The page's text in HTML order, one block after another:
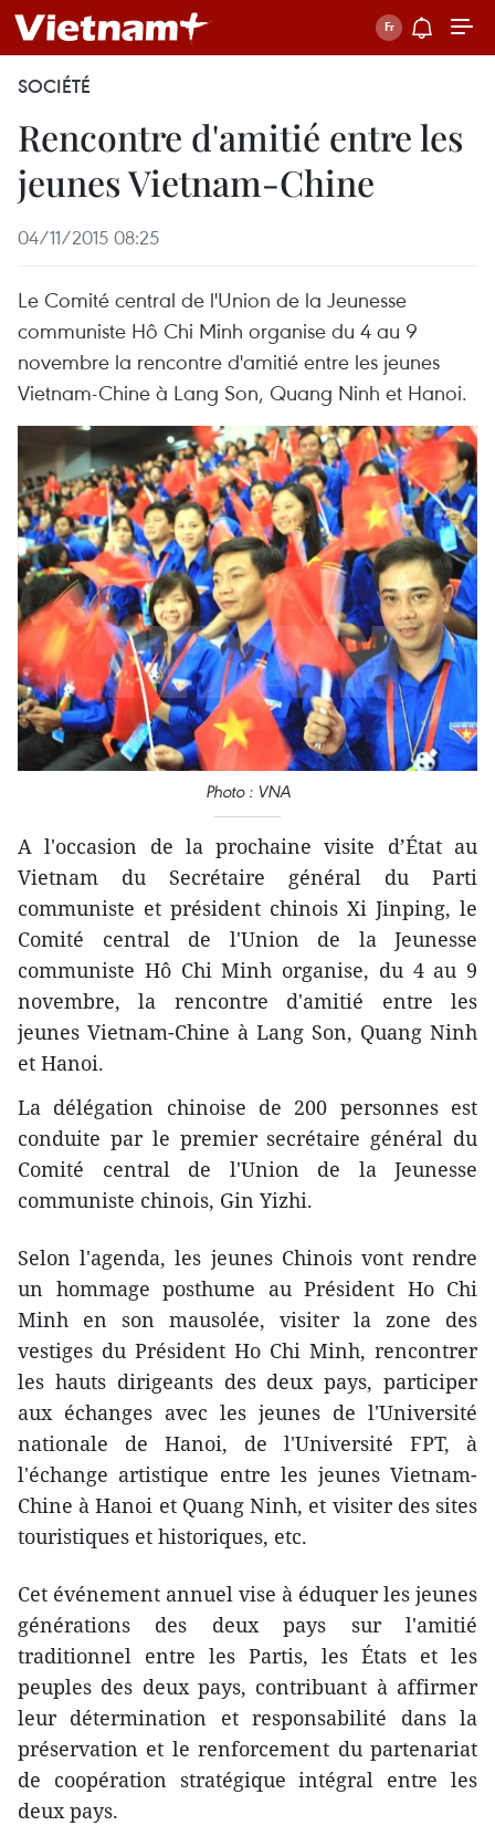
SOCIÉTÉ
Rencontre d'amitié entre les
jeunes Vietnam-Chine
04/11/2015 08:25
Le Comité central de l'Union de la Jeunesse
communiste Hô Chi Minh organise du 4 au 9
novembre la rencontre​ d'amitié entre les jeunes
Vietnam-Chine à Lang Son, Quang Ninh et Hanoi.
Photo : VNA
A l'occasion de la prochaine visite d’État au
Vietnam du Secrétaire général du Parti
communiste et président chinois Xi Jinping, le
Comité central de l'Union de la Jeunesse
communiste Hô Chi Minh organise, du 4 au 9
novembre, la rencontre​ d'amitié entre les
jeunes Vietnam-Chine à Lang Son, Quang Ninh
et Hanoi.
La délégation chinoise de 200 personnes est
conduite par le premier secrétaire général du
Comité central de l'Union de la Jeunesse
communiste chinois, Gin Yizhi.
Selon l'agenda, les jeunes Chinois vont rendre
un hommage posthume au Président Ho Chi
Minh en son mausolée, visiter la zone des
vestiges du Président Ho Chi Minh, rencontrer
les hauts dirigeants des deux pays, participer
aux échanges avec les jeunes de l'Université
nationale de Hanoi, de l'Université FPT, à
l'échange artistique entre les jeunes Vietnam-
Chine à Hanoi et Quang Ninh, et visiter des sites
touristiques et historiques, etc.
Cet événement annuel vise à éduquer les jeunes
générations des deux pays sur l'amitié
traditionnel entre les Partis, les États et les
peuples des deux pays, contribuant à affirmer
leur détermination et responsabilité dans la
préservation et le renforcement du partenariat
de coopération stratégique intégral entre les
deux pays.